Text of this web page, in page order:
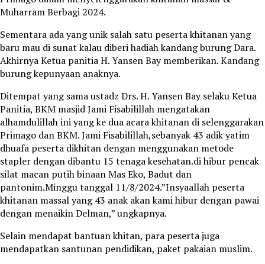
Muharram Berbagi 2024.
Sementara ada yang unik salah satu peserta khitanan yang
baru mau di sunat kalau diberi hadiah kandang burung Dara.
Akhirnya Ketua panitia H. Yansen Bay memberikan. Kandang
burung kepunyaan anaknya.
Ditempat yang sama ustadz Drs. H. Yansen Bay selaku Ketua
Panitia, BKM masjid Jami Fisabilillah mengatakan
alhamdulillah ini yang ke dua acara khitanan di selenggarakan
Primago dan BKM. Jami Fisabilillah,sebanyak 43 adik yatim
dhuafa peserta dikhitan dengan menggunakan metode
stapler dengan dibantu 15 tenaga kesehatan.di hibur pencak
silat macan putih binaan Mas Eko, Badut dan
pantonim.Minggu tanggal 11/8/2024.”Insyaallah peserta
khitanan massal yang 43 anak akan kami hibur dengan pawai
dengan menaikin Delman,” ungkapnya.
Selain mendapat bantuan khitan, para peserta juga
mendapatkan santunan pendidikan, paket pakaian muslim.